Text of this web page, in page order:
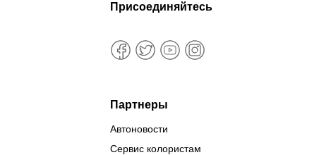
Присоединяйтесь
Партнеры
Автоновости
Сервис колористам